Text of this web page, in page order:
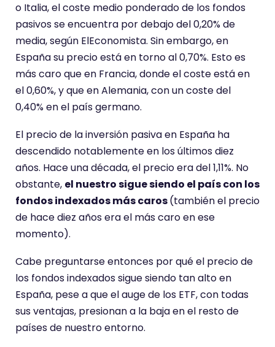
o Italia, el coste medio ponderado de los fondos
pasivos se encuentra por debajo del 0,20% de
media, según ElEconomista. Sin embargo, en
España su precio está en torno al 0,70%. Esto es
más caro que en Francia, donde el coste está en
el 0,60%, y que en Alemania, con un coste del
0,40% en el país germano.
El precio de la inversión pasiva en España ha
descendido notablemente en los últimos diez
años. Hace una década, el precio era del 1,11%. No
obstante, el nuestro sigue siendo el país con los
fondos indexados más caros(también el precio
de hace diez años era el más caro en ese
momento).
Cabe preguntarse entonces por qué el precio de
los fondos indexados sigue siendo tan alto en
España, pese a que el auge de los ETF, con todas
sus ventajas, presionan a la baja en el resto de
países de nuestro entorno.